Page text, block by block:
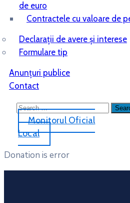
de euro
Contractele cu valoare de
Declarații de avere și interese
Formulare tip
Anunțuri publice
Contact
Monitorul Oficial
Local
Donation is error